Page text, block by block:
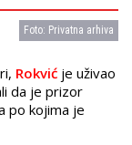
Foto: Privatna arhiva
Rokvić je uživao
da je prizor
po kojima je